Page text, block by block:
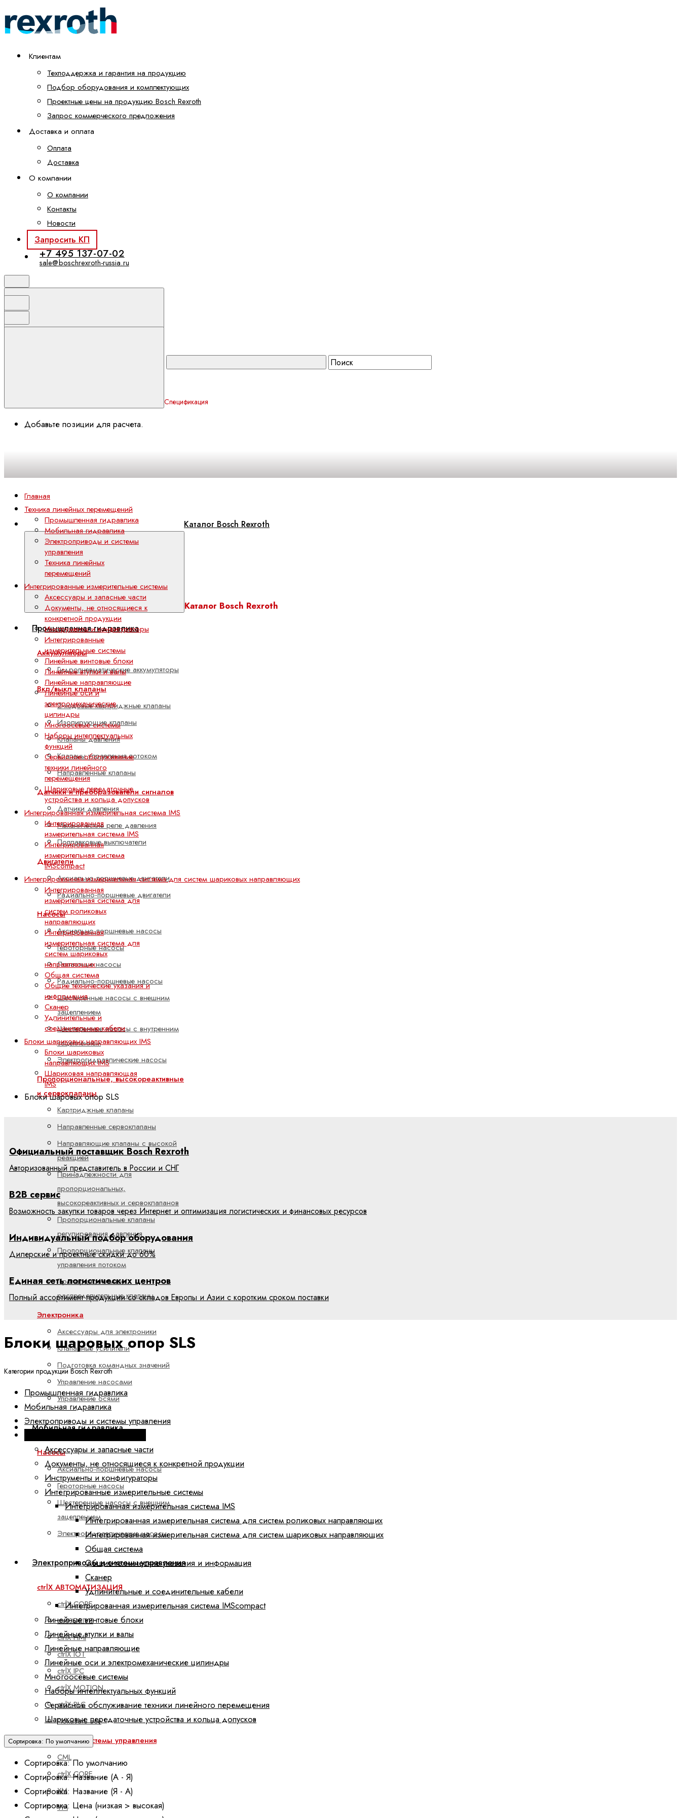
Клиентам
Техподдержка и гарантия на продукцию
Подбор оборудования и комплектующих
Проектные цены на продукцию Bosch Rexroth
Запрос коммерческого предложения
Доставка и оплата
Оплата
Доставка
О компании
О компании
Контакты
Новости
Запросить КП
+7 495 137-07-02
sale@boschrexroth-russia.ru
Спецификация
Добавьте позиции для расчета.
Каталог Bosch Rexroth
Каталог Bosch Rexroth
Промышленная гидравлика
Аккумуляторы
Гидропневматические аккумуляторы
Вкл/выкл клапаны
2-ходовые картриджные клапаны
Изолирующие клапаны
Клапаны давления
Клапаны управления потоком
Направленные клапаны
Датчики и преобразователи сигналов
Датчики давления
Механические реле давления
Поплавковые выключатели
Двигатели
Аксиально-поршневые двигатели
Радиально-поршневые двигатели
Насосы
Аксиально-поршневые насосы
Героторные насосы
Лопастные насосы
Радиально-поршневые насосы
Шестеренные насосы с внешним
зацеплением
Шестеренные насосы с внутренним
зацеплением
Электрогидравлические насосы
Пропорциональные, высокореактивные
и сервоклапаны
Картриджные клапаны
Направленные сервоклапаны
Направляющие клапаны с высокой
реакцией
Принадлежности для
пропорциональных,
высокореактивных и сервоклапанов
Пропорциональные клапаны
регулирования давления
Пропорциональные клапаны
управления потоком
Пропорциональные
распределительные клапаны
Электроника
Аксессуары для электроники
Клапанные усилители
Подготовка командных значений
Управление насосами
Управление осями
Мобильная гидравлика
Насосы
Аксиально-поршневые насосы
Героторные насосы
Шестеренные насосы с внешним
зацеплением
Электрогидравлические насосы
Электроприводы и системы управления
ctrlX АВТОМАТИЗАЦИЯ
ctrlX CORE
ctrlX DRIVE
ctrlX HMI
ctrlX IOT
ctrlX IPC
ctrlX MOTION
ctrlX PLC
Показать все
Встроенные системы управления
CML
ctrlX CORE
XM
YM
Главная
Техника линейных перемещений
Промышленная гидравлика
Мобильная гидравлика
Электроприводы и системы
управления
Техника линейных
перемещений
Интегрированные измерительные системы
Аксессуары и запасные части
Документы, не относящиеся к
конкретной продукции
Инструменты и конфигураторы
Интегрированные
измерительные системы
Линейные винтовые блоки
Линейные втулки и валы
Линейные направляющие
Линейные оси и
электромеханические
цилиндры
Многоосевые системы
Наборы интеллектуальных
функций
Сервисное обслуживание
техники линейного
перемещения
Шариковые передаточные
устройства и кольца допусков
Интегрированная измерительная система IMS
Интегрированная
измерительная система IMS
Интегрированная
измерительная система
IMScompact
Интегрированная измерительная система для систем шариковых направляющих
Интегрированная
измерительная система для
систем роликовых
направляющих
Интегрированная
измерительная система для
систем шариковых
направляющих
Общая система
Общие технические указания и
информация
Сканер
Удлинительные и
соединительные кабели
Блоки шариковых направляющих IMS
Блоки шариковых
направляющих IMS
Шариковая направляющая
IMS
Блоки шаровых опор SLS
Официальный поставщик Bosch Rexroth
Авторизованный представитель в России и СНГ
B2B сервис
Возможность закупки товаров через Интернет и оптимизация логистических и финансовых ресурсов
Индивидуальный подбор оборудования
Дилерские и проектные скидки до 60%
Единая сеть логистических центров
Полный ассортимент продукции со складов Европы и Азии с коротким сроком поставки
Блоки шаровых опор SLS
Категории продукции Bosch Rexroth
Промышленная гидравлика
Мобильная гидравлика
Электроприводы и системы управления
Аксессуары и запасные части
Документы, не относящиеся к конкретной продукции
Инструменты и конфигураторы
Интегрированные измерительные системы
Интегрированная измерительная система IMS
Интегрированная измерительная система для систем роликовых направляющих
Интегрированная измерительная система для систем шариковых направляющих
Общая система
Общие технические указания и информация
Сканер
Удлинительные и соединительные кабели
Интегрированная измерительная система IMScompact
Линейные винтовые блоки
Линейные втулки и валы
Линейные направляющие
Линейные оси и электромеханические цилиндры
Многоосевые системы
Наборы интеллектуальных функций
Сервисное обслуживание техники линейного перемещения
Шариковые передаточные устройства и кольца допусков
Сортировка: По умолчанию
Сортировка: По умолчанию
Сортировка: Название (А - Я)
Сортировка: Название (Я - А)
Сортировка: Цена (низкая > высокая)